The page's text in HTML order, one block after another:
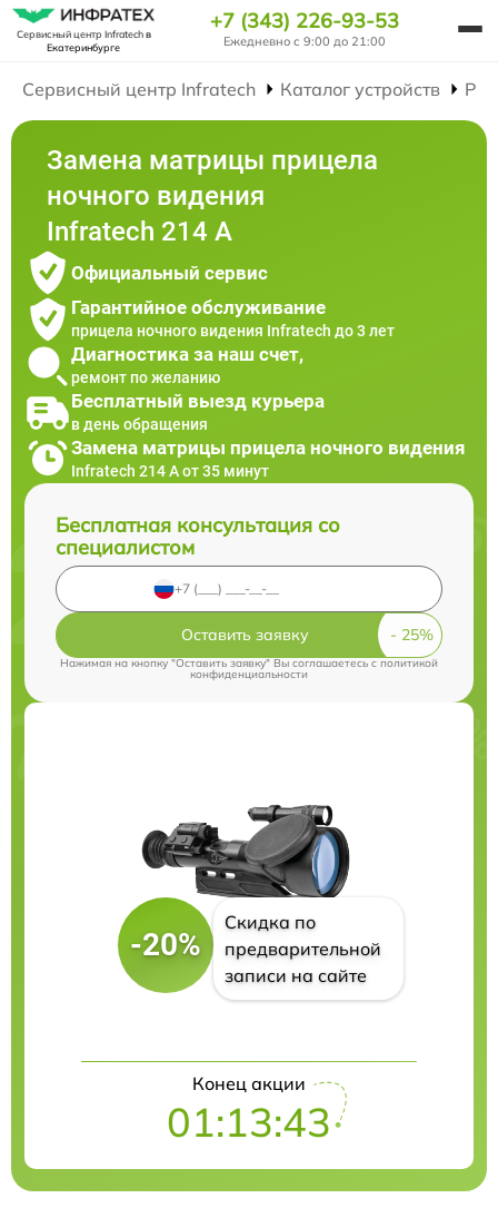
Сервисный центр Infratechв
Екатеринбурге
+7 (343) 226-93-53
Ежедневно с 9:00 до 21:00
Сервисный центр Infratech Каталог устройств
Замена матрицы прицела
ночного видения
Infratech 214 А
Официальный сервис
Гарантийное обслуживание
прицела ночного видения Infratech до 3 лет
Диагностика за наш счет,
ремонт по желанию
Бесплатный выезд курьера
в день обращения
Замена матрицы прицела ночного видения
Infratech 214 А от 35 минут
Бесплатная консультация со
специалистом
Оставить заявку
Нажимая на кнопку "Оставить заявку" Вы соглашаетесь cполитикой
конфиденциальности
-20%
Скидка по
предварительной
записи на сайте
Конец акции
01:13:42